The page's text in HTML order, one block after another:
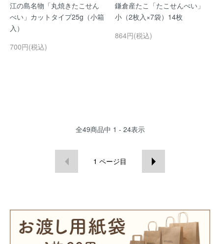
江の島名物「丸焼きたこせん
べい」カットタイプ25g（小箱
入）
700円(税込)
鎌倉産たこ「たこせんべい」
小（2枚入×7袋）14枚
864円(税込)
全49商品中 1 - 24表示
1 ページ目